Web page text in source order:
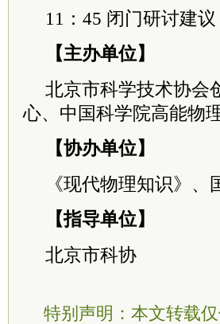
11：45 闭门研讨建议
【主办单位】
北京市科学技术协会
心、中国科学院高能物
【协办单位】
《现代物理知识》
【指导单位】
北京市科协
特别声明：本文转载